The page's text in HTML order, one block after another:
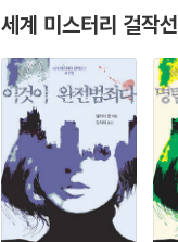
세계 미스터리 걸작선